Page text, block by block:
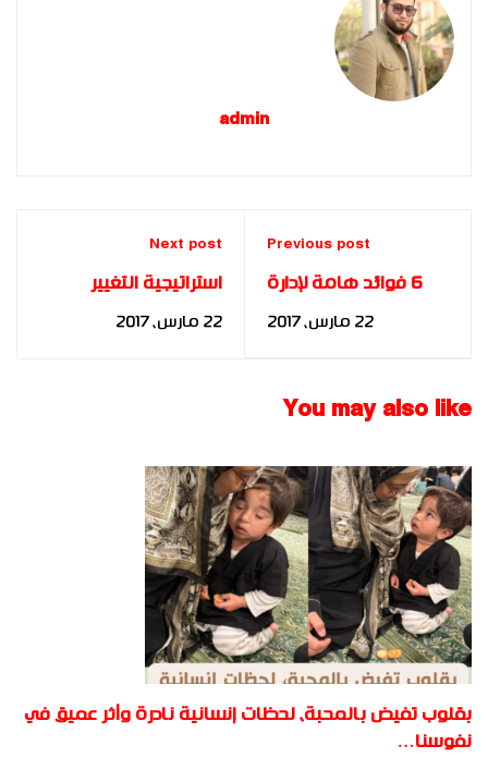
admin
Previous post
6 فوائد هامة لإدارة
22 مارس، 2017
Next post
استراتيجية التغيير
إبراهيم الحمامصي
22 مارس، 2017
You may also like
بقلوب تفيض بالمحبة، لحظات إنسانية نادرة وأثر عميق في
نفوسنا…